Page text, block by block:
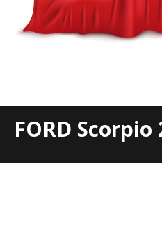
FORD Scorpio